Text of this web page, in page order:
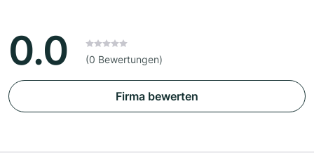
0.0 (0 Bewertungen)
Firma bewerten